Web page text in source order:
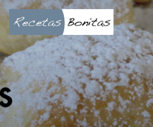
Saltar
al
contenido